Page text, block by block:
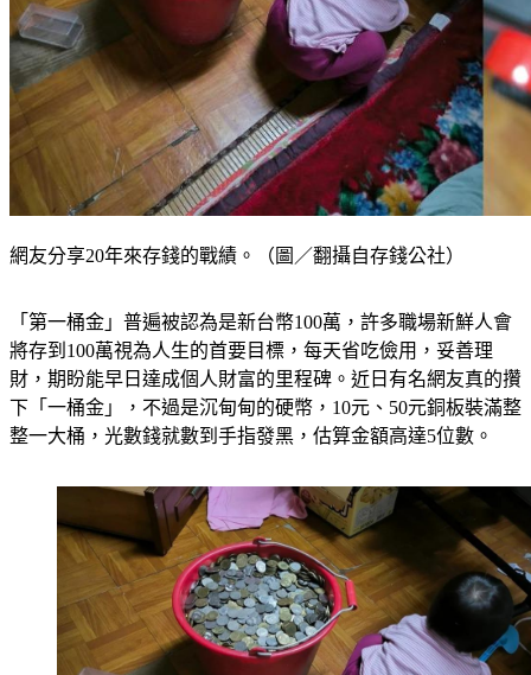
將存到100萬視為人生的首要目標，每天省吃儉用，妥善理
財，期盼能早日達成個人財富的里程碑。近日有名網友真的攢
下「一桶金」，不過是沉甸甸的硬幣，10元、50元銅板裝滿整
整一大桶，光數錢就數到手指發黑，估算金額高達5位數。